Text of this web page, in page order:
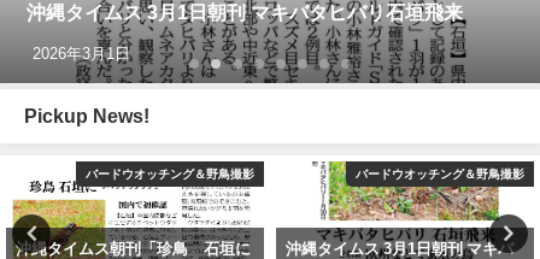
沖縄タイムス 3月1日朝刊 マキバタヒバリ石垣飛来
2026年3月1日
Pickup News!
バードウオッチング＆野鳥撮影
沖縄タイムス朝刊「珍鳥 石垣に
バードウオッチング＆野鳥撮影
沖縄タイムス 3月1日朝刊 マキバ